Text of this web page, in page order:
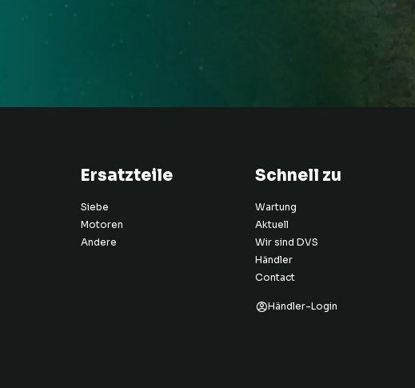
Ersatzteile
Siebe
Motoren
Andere
Schnell zu
Wartung
Aktuell
Wir sind DVS
Händler
Contact
Händler-Login